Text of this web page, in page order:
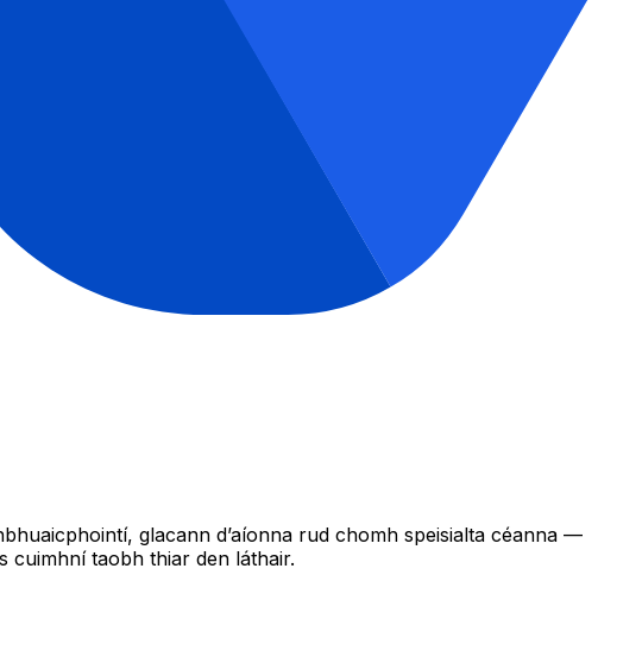
glacann d’aíonna rud chomh speisialta céanna —
cuimhní taobh thiar den láthair.